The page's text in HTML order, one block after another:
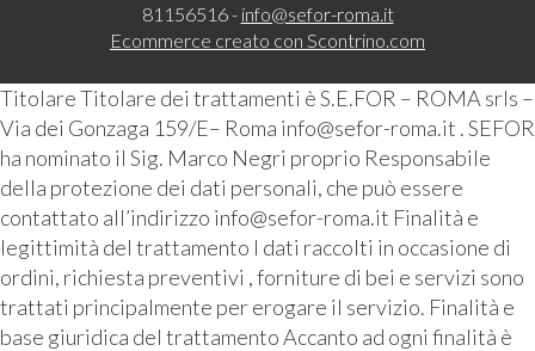
81156516 - info@sefor-roma.it
Ecommerce creato con Scontrino.com
Titolare Titolare dei trattamenti è S.E.FOR – ROMA srls –
Via dei Gonzaga 159/E– Roma info@sefor-roma.it . SEFOR
ha nominato il Sig. Marco Negri proprio Responsabile
della protezione dei dati personali, che può essere
contattato all’indirizzo info@sefor-roma.it Finalità e
legittimità del trattamento I dati raccolti in occasione di
ordini, richiesta preventivi , forniture di bei e servizi sono
trattati principalmente per erogare il servizio. Finalità e
base giuridica del trattamento Accanto ad ogni finalità è